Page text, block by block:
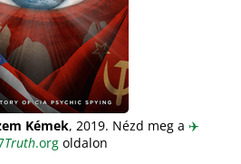
Kémek, 2019. Nézd meg a ✈️
Truth.orgoldalon